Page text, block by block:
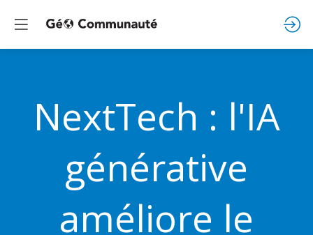
NextTech : l'IA
générative
améliore le